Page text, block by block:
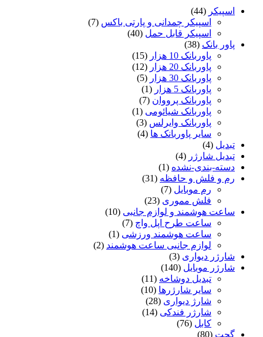
اسپیکر (44)
اسپیکر چمدانی و پارتی باکس (7)
اسپیکر قابل حمل (40)
پاور بانک (38)
پاوربانک 10 هزار
(15)
پاوربانک 20 هزار
(12)
پاوربانک 30 هزار
(5)
پاوربانک 5 هزار
(1)
پاوربانک پرووان (7)
پاوربانک شیائومی (1)
پاوربانک وایرلس (3)
سایر پاوربانک ها (4)
تبدیل (4)
تبدیل شارژر (4)
دسته-بندی-نشده (1)
رم و فلش و حافظه (31)
رم موبایل (7)
فلش مموری (23)
ساعت هوشمند و لوازم جانبی (10)
ساعت طرح اپل واچ (7)
ساعت هوشمند ورزشی (1)
لوازم جانبی ساعت هوشمند (2)
شارژر دیواری (3)
شارژر موبایل (140)
تبدیل دوشاخه (11)
سایر شارژرها (10)
شارژ دیواری (28)
شارژر فندکی (14)
کابل (76)
گجت (80)